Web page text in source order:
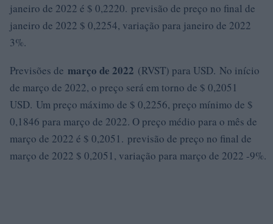
janeiro de 2022 é $ 0,2220. previsão de preço no final de
janeiro de 2022 $ 0,2254, variação para janeiro de 2022
3%.
Previsões de março de 2022 (RVST) para USD. No início
de março de 2022, o preço será em torno de $ 0,2051
USD. Um preço máximo de $ 0,2256, preço mínimo de $
0,1846 para março de 2022. O preço médio para o mês de
março de 2022 é $ 0,2051. previsão de preço no final de
março de 2022 $ 0,2051, variação para março de 2022 -9%.